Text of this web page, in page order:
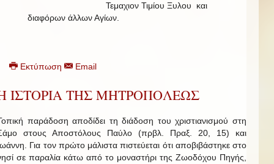
Τεμαχιον Τιμίου Ξυλου και
διαφόρων άλλων Αγίων.
Εκτύπωση Email
ΙΣΤΟΡΙΑ ΤΗΣ ΜΗΤΡΟΠΟΛΕΩΣ
παράδοση αποδίδει τη διάδοση του χριστιανισμού στη
στους Αποστόλους Παύλο (πρβλ. Πραξ. 20, 15) και
Για τον πρώτο μάλιστα πιστεύεται ότι αποβιβάστηκε στο
σε παραλία κάτω από το μοναστήρι της Ζωοδόχου Πηγής,